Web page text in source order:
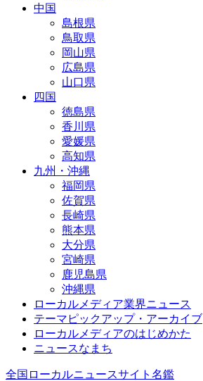
中国
島根県
鳥取県
岡山県
広島県
山口県
四国
徳島県
香川県
愛媛県
高知県
九州・沖縄
福岡県
佐賀県
長崎県
熊本県
大分県
宮崎県
鹿児島県
沖縄県
ローカルメディア業界ニュース
テーマピックアップ・アーカイブ
ローカルメディアのはじめかた
ニュースなまち
全国ローカルニュースサイト名鑑